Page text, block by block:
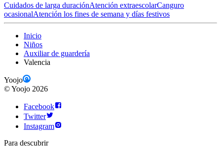
Cuidados de larga duraciónAtención extraescolarCanguro
ocasionalAtención los fines de semana y días festivos
Inicio
Niños
Auxiliar de guardería
Valencia
Yoojo
©Yoojo 2026
Facebook
Twitter
Instagram
Para descubrir